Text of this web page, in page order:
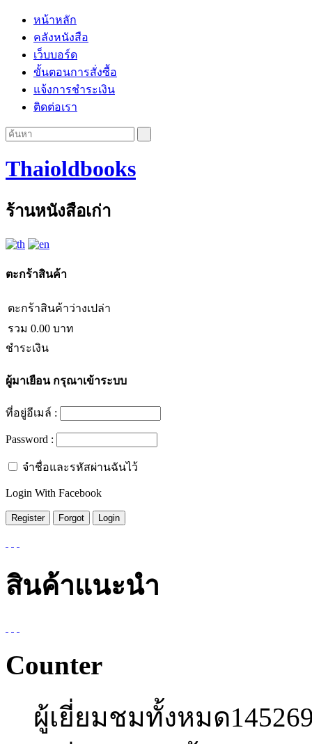
หน้าหลัก
คลังหนังสือ
เว็บบอร์ด
ขั้นตอนการสั่งซื้อ
แจ้งการชำระเงิน
ติดต่อเรา
Thaioldbooks
ร้านหนังสือเก่า
ตะกร้าสินค้า
ตะกร้าสินค้าว่างเปล่า
รวม 0.00 บาท
ชำระเงิน
ผู้มาเยือนกรุณาเข้าระบบ
ที่อยู่อีเมล์ :
Password :
จำชื่อและรหัสผ่านฉันไว้
Login With Facebook
สินค้าแนะนำ
Counter
ผู้เยี่ยมชมทั้งหมด